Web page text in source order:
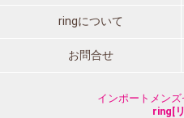
ringについて
お問合せ
インポートメン
ring[